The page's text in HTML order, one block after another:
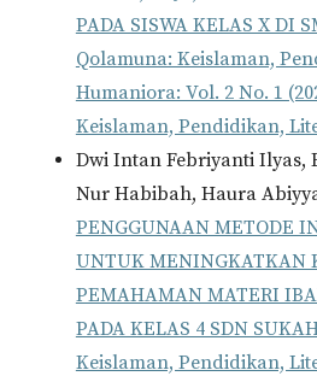
PADA SISWA KELAS X DI
Qolamuna: Keislaman,
Humaniora: Vol. 2 No. 1
Keislaman, Pendidikan,
Dwi Intan Febriyanti Ilyas,
Nur Habibah, Haura
PENGGUNAAN METODE
UNTUK MENINGKATKAN
PEMAHAMAN MATERI
PADA KELAS 4 SDN
Keislaman, Pendidikan,